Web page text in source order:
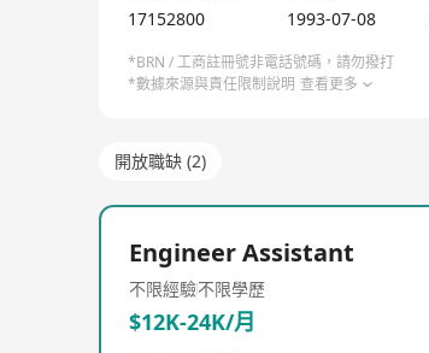
17152800 1993-07-08
*BRN / 工商註冊號非電話號碼，請勿撥打
*數據來源與責任限制說明 查看更多
開放職缺 (2)
Engineer Assistant
不限經驗不限學歷
$12K-24K/月